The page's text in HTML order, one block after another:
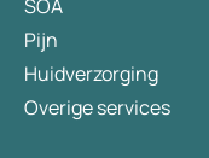
SOA
Pijn
Huidverzorging
Overige services